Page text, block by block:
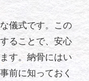
儀式です。この
ることで、安心
す。納骨にはい
前に知っておく